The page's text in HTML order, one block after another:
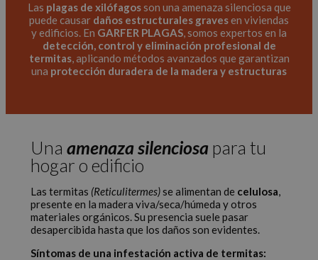
Las plagas de xilófagosson una amenaza silenciosa que
puede causar daños estructurales gravesen viviendas
y edificios. En GARFER PLAGAS, somos expertos en la
detección, control y eliminación profesional de
termitas, aplicando métodos avanzados que garantizan
una protección duradera de la madera y estructuras
Una amenaza silenciosa para tu
hogar o edificio
Las termitas (Reticulitermes)se alimentan de celulosa,
presente en la madera viva/seca/húmeda y otros
materiales orgánicos. Su presencia suele pasar
desapercibida hasta que los daños son evidentes.
Síntomas de una infestación activa de termitas: